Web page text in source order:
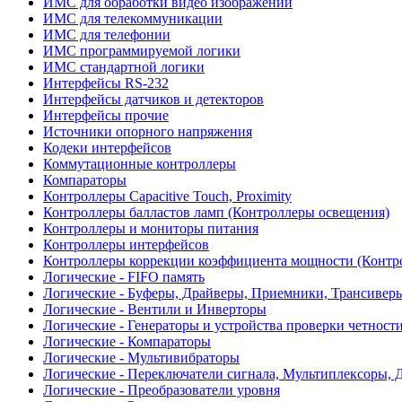
ИМС для телекоммуникации
ИМС для телефонии
ИМС программируемой логики
ИМС стандартной логики
Интерфейсы RS-232
Интерфейсы датчиков и детекторов
Интерфейсы прочие
Источники опорного напряжения
Кодеки интерфейсов
Коммутационные контроллеры
Компараторы
Контроллеры Capacitive Touch, Proximity
Контроллеры балластов ламп (Контроллеры освещения)
Контроллеры и мониторы питания
Контроллеры интерфейсов
Контроллеры коррекции коэффициента мощности
Логические - FIFO память
Логические - Буферы, Драйверы, Приемники,
Логические - Вентили и Инверторы
Логические - Генераторы и устройства проверки четности
Логические - Компараторы
Логические - Мультивибраторы
Логические - Переключатели сигнала, Мультиплексоры,
Логические - Преобразователи уровня